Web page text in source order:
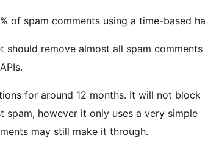
of spam comments using a time-based
remove almost all spam comments
for around 12 months. It will not block
however it only uses a very simple
may still make it through.